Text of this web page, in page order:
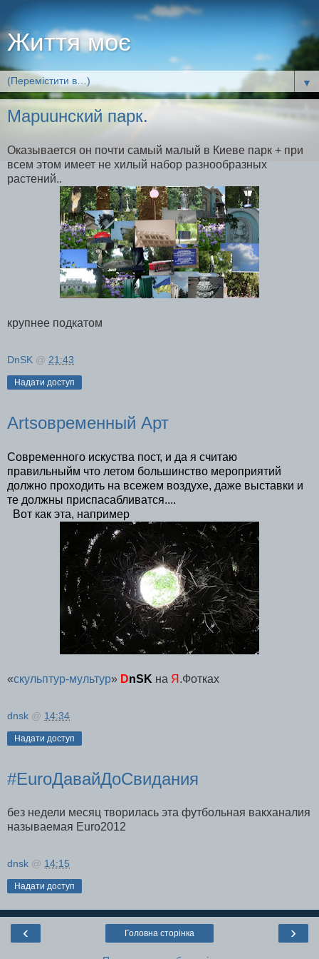
Життя моє
▼
Mapuuнский парк.
Оказывается он почти самый малый в Киеве парк + при
всем этом имеет не хилый набор разнообразных
растений..
крупнее подкатом
DnSK @ 21:43
Надати доступ
Artsoвременный Арт
Современного искуства пост, и да я считаю
правильныйм что летом большинство мероприятий
должно проходить на всежем воздухе, даже выставки и
те должны приспасабливатся....
Вот как эта, например
«скульптур-мультур» DnSK на Я .Фотках
dnsk @ 14:34
Надати доступ
#EuroДавайДоСвидания
без недели месяц творилась эта футбольная вакханалия
называемая Euro2012
dnsk @ 14:15
Надати доступ
‹ ›
Головна сторінка